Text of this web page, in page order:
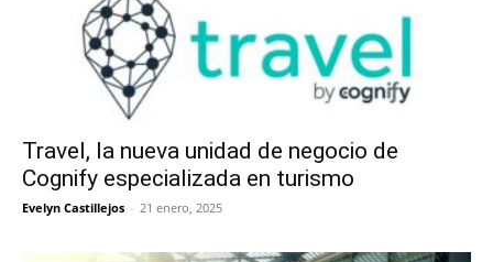
Travel, la nueva unidad de negocio de
Cognify especializada en turismo
Evelyn Castillejos - 21 enero, 2025